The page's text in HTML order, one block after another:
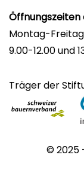
Montag-Freitag
9.00-12.00 und
Träger der
© 2025